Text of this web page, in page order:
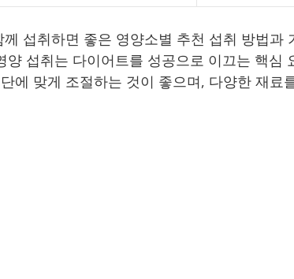
섭취하면 좋은 영양소별 추천 섭취 방법과
양 섭취는 다이어트를 성공으로 이끄는 핵심
에 맞게 조절하는 것이 좋으며, 다양한 재료